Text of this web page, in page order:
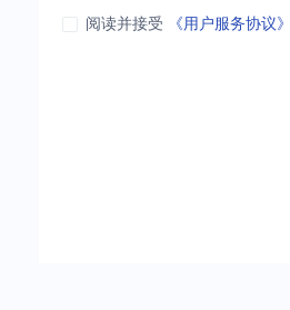
阅读并接受 《用户服务协议》